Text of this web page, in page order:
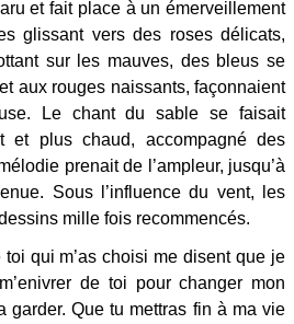
et fait place à un émerveillement
glissant vers des roses délicats,
sur les mauves, des bleus se
aux rouges naissants, façonnaient
Le chant du sable se faisait
et plus chaud, accompagné des
prenait de l’ampleur, jusqu’à
Sous l’influence du vent, les
mille fois recommencés.
qui m’as choisi me disent que je
de toi pour changer mon
garder. Que tu mettras fin à ma vie